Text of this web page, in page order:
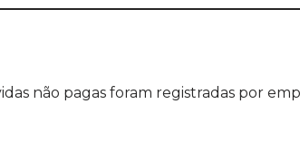
não pagas foram registradas por